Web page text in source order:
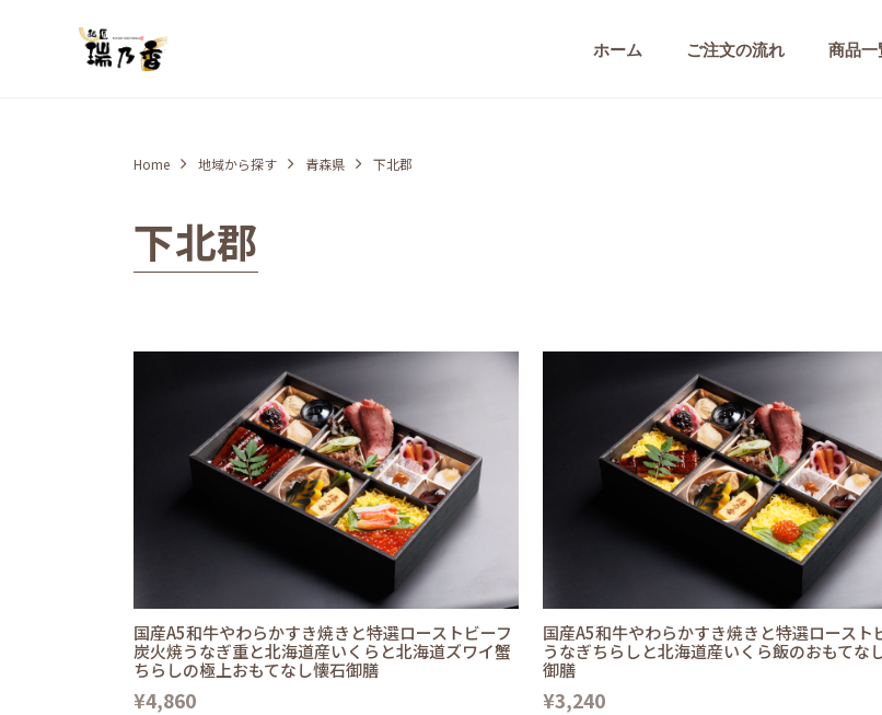
ホーム ご注文の流れ 商品一
Home 地域から探す 青森県 下北郡
下北郡
国産A5和牛やわらかすき焼きと特選ローストビーフ
炭火焼うなぎ重と北海道産いくらと北海道ズワイ蟹
ちらしの極上おもてなし懐石御膳
¥4,860
国産A5和牛やわらかすき焼きと特選ロースト
うなぎちらしと北海道産いくら飯のおもてな
御膳
¥3,240